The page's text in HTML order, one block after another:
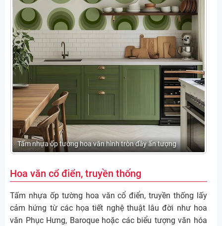
Tấm nhựa ốp tường hoa văn hình tròn đầy ấn tượng
Hoa văn cổ điển, truyền thống
Tấm nhựa ốp tường hoa văn cổ điển, truyền thống lấy
cảm hứng từ các họa tiết nghệ thuật lâu đời như hoa
văn Phục Hưng, Baroque hoặc các biểu tượng văn hóa